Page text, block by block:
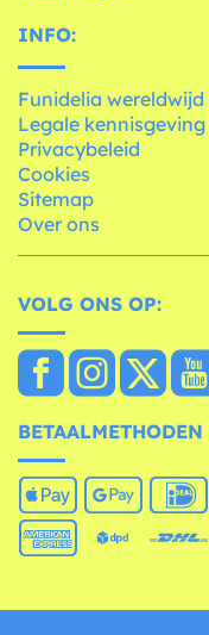
INFO:
Funidelia wereldwijd
Legale
Privacybeleid
Cookies
Sitemap
Over ons
VOLG ONS OP: